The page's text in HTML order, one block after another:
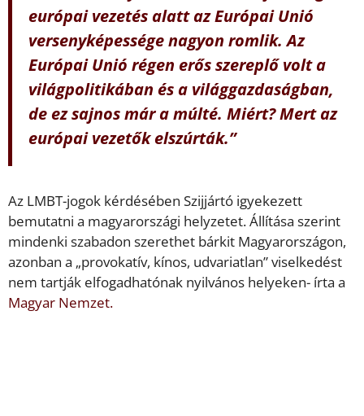
európai vezetés alatt az Európai Unió
versenyképessége nagyon romlik. Az
Európai Unió régen erős szereplő volt a
világpolitikában és a világgazdaságban,
de ez sajnos már a múlté. Miért? Mert az
európai vezetők elszúrták.”
Az LMBT-jogok kérdésében Szijjártó igyekezett
bemutatni a magyarországi helyzetet. Állítása szerint
mindenki szabadon szerethet bárkit Magyarországon,
azonban a „provokatív, kínos, udvariatlan” viselkedést
nem tartják elfogadhatónak nyilvános helyeken- írta a
Magyar Nemzet.